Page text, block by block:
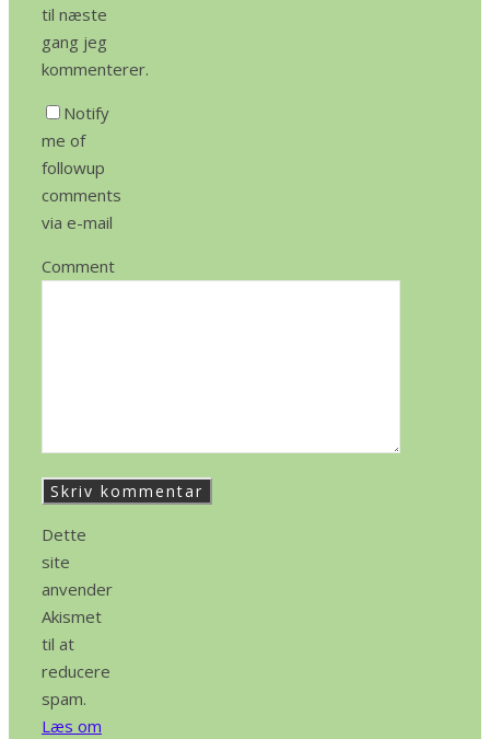
til næste
gang jeg
kommenterer.
Notify
me of
followup
comments
via e-mail
Comment
Dette
site
anvender
Akismet
til at
reducere
spam.
Læs om